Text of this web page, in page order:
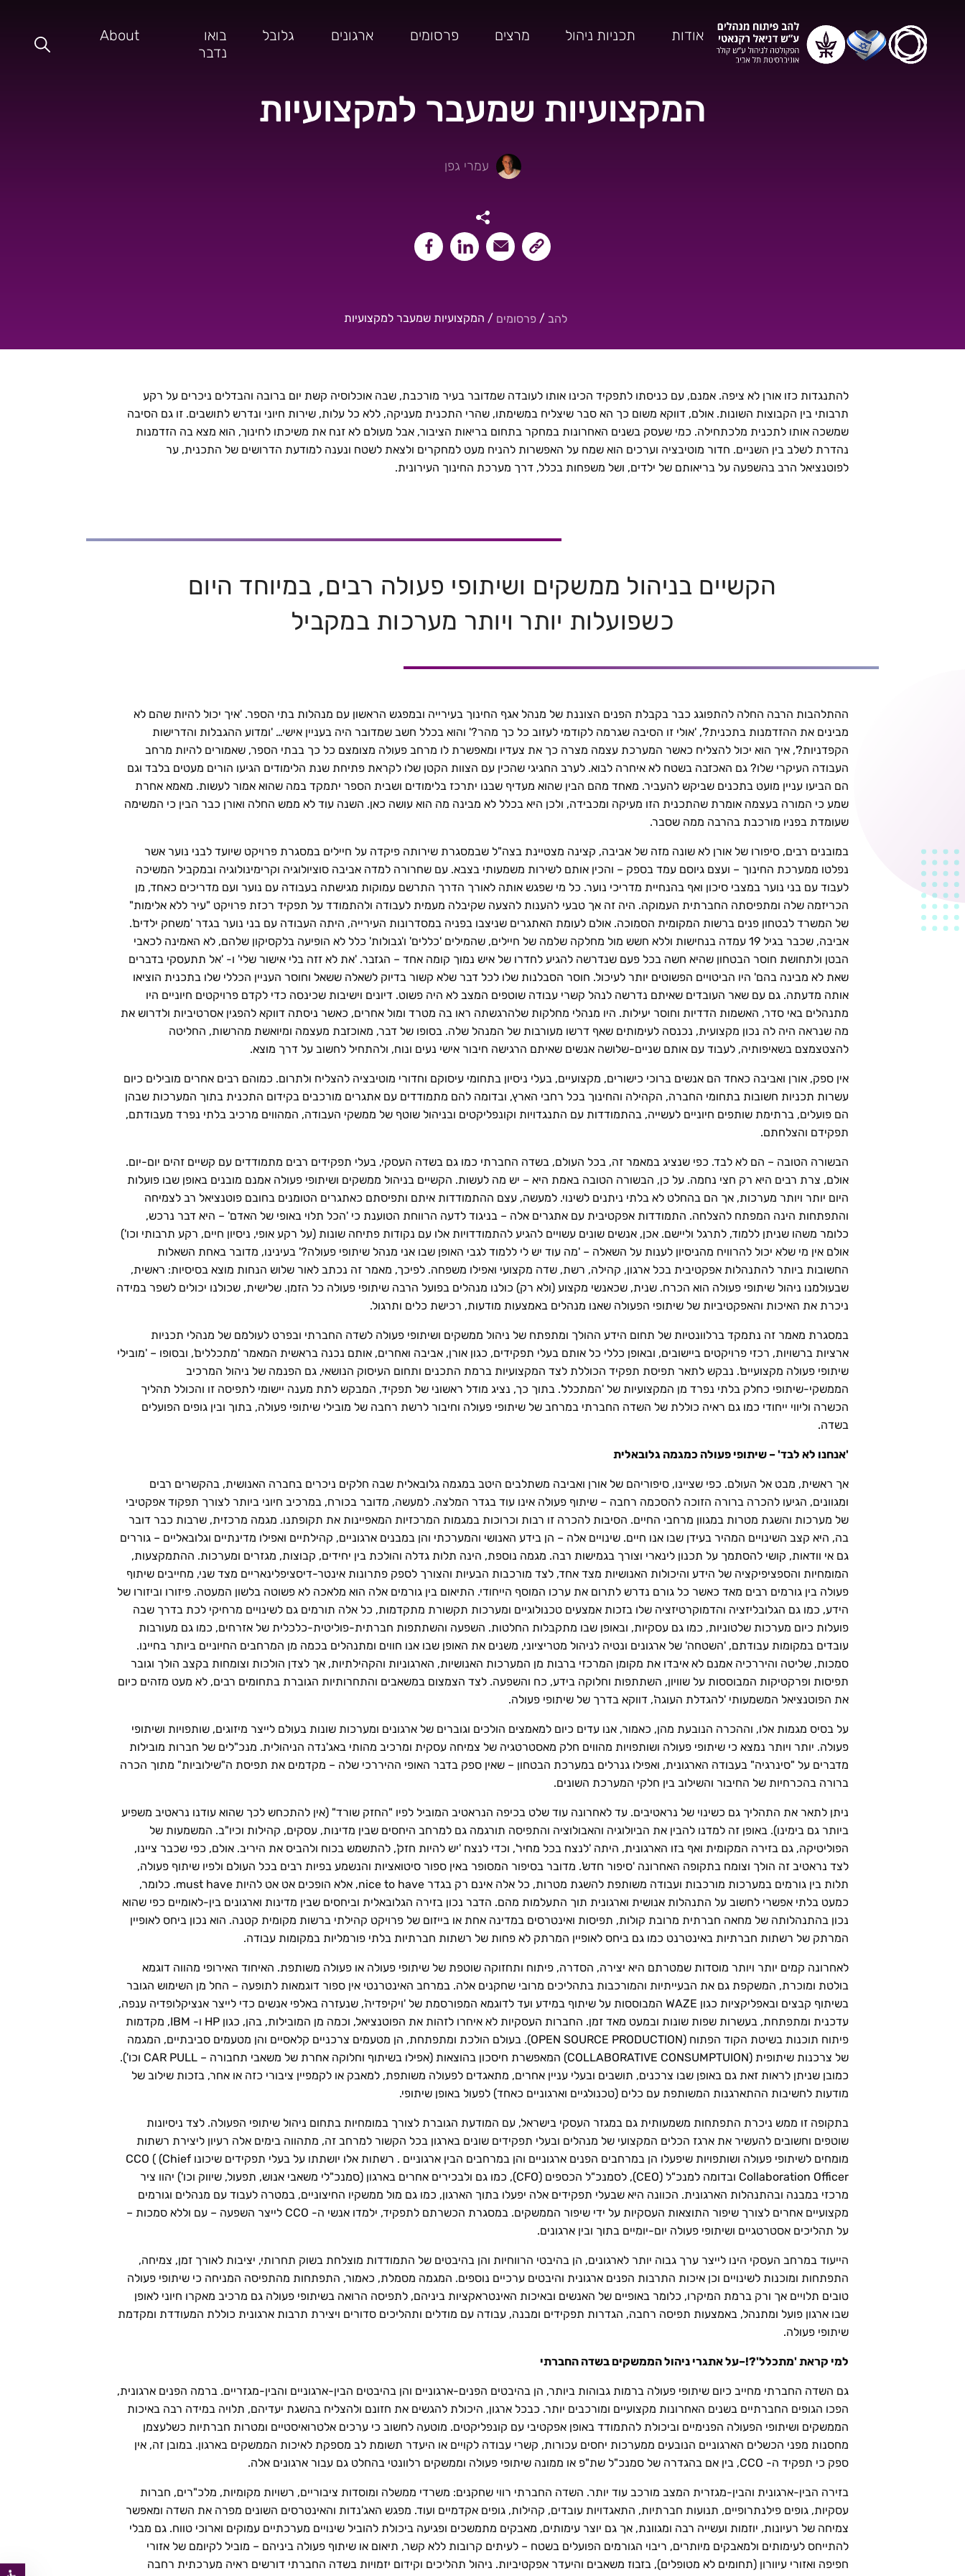
אודות תכניות ניהול מרצים פרסומים ארגונים גלובל
בואו
נדבר
About
המקצועיות שמעבר למקצועיות
עמרי גפן
שיתוף קישור העמוד
שיתוף במיילשיתוף בלינקאדיןשיתוף בפייסבוק
להב / פרסומים / המקצועיות שמעבר למקצועיות
להתנגדות כזו אורן לא ציפה. אמנם, עם כניסתו לתפקיד הכינו אותו לעובדה שמדובר בעיר מורכבת, שבה אוכלוסיה קשת יום ברובה והבדלים ניכרים על רקע
תרבותי בין הקבוצות השונות. אולם, דווקא משום כך הא סבר שיצליח במשימתו, שהרי התכנית מעניקה, ללא כל עלות, שירות חיוני ונדרש לתושבים. זו גם הסיבה
שמשכה אותו לתכנית מלכתחילה. כמי שעסק בשנים האחרונות במחקר בתחום בריאות הציבור, אבל מעולם לא זנח את משיכתו לחינוך, הוא מצא בה הזדמנות
נהדרת לשלב בין השניים. חדור מוטיבציה וערכים הוא שמח על האפשרות להניח מעט למחקרים ולצאת לשטח ונענה למודעת הדרושים של התכנית, ער
לפוטנציאל הרב בהשפעה על בריאותם של ילדים, ושל משפחות בכלל, דרך מערכת החינוך העירונית.
הקשיים בניהול ממשקים ושיתופי פעולה רבים, במיוחד היום
כשפועלות יותר ויותר מערכות במקביל
ההתלהבות הרבה החלה להתפוגג כבר בקבלת הפנים הצוננת של מנהל אגף החינוך בעירייה ובמפגש הראשון עם מנהלות בתי הספר. 'איך יכול להיות שהם לא
מבינים את ההזדמנות בתכנית?', 'אולי זו הסיבה שגרמה לקודמי לעזוב כל כך מהר?' והוא בכלל חשב שמדובר היה בעניין אישי… 'ומדוע ההגבלות והדרישות
הקפדניות?', איך הוא יכול להצליח כאשר המערכת עצמה מצרה כך את צעדיו ומאפשרת לו מרחב פעולה מצומצם כל כך בבתי הספר, שאמורים להיות מרחב
העבודה העיקרי שלו? גם האכזבה בשטח לא איחרה לבוא. לערב החגיגי שהכין עם הצוות הקטן שלו לקראת פתיחת שנת הלימודים הגיעו הורים מעטים בלבד וגם
הם הביעו עניין מועט בתכנים שביקש להעביר. מאחד מהם הבין שהוא מעדיף שבנו יתרכז בלימודים ושבית הספר יתמקד במה שהוא אמור לעשות. מאמא אחרת
שמע כי המורה בעצמה אומרת שהתכנית הזו מעיקה ומכבידה, ולכן היא בכלל לא מבינה מה הוא עושה כאן. השנה עוד לא ממש החלה ואורן כבר הבין כי המשימה
שעומדת בפניו מורכבת בהרבה ממה שסבר.
במובנים רבים, סיפורו של אורן לא שונה מזה של אביבה, קצינה מצטיינת בצה"ל שבמסגרת שירותה פיקדה על חיילים במסגרת פרויקט שיועד לבני נוער אשר
נפלטו ממערכת החינוך – ועצם גיוסם עמד בספק – והכין אותם לשירות משמעותי בצבא. עם שחרורה למדה אביבה סוציולוגיה וקרימינולוגיה ובמקביל המשיכה
לעבוד עם בני נוער במצבי סיכון ואף בהנחיית מדריכי נוער. כל מי שפגש אותה לאורך הדרך התרשם עמוקות מגישתה בעבודה עם נוער ועם מדריכים כאחד, מן
הכריזמה שלה ומתפיסתה החברתית העמוקה. היה זה אך טבעי להענות להצעה שקיבלה מעמית לעבודה ולהתמודד על תפקיד רכזת פרויקט "עיר ללא אלימות"
של המשרד לבטחון פנים ברשות המקומית הסמוכה. אולם לעומת האתגרים שניצבו בפניה במסדרונות העירייה, היתה העבודה עם בני נוער בגדר 'משחק ילדים'.
אביבה, שכבר בגיל 19 עמדה בנחישות וללא חשש מול מחלקה שלמה של חיילים, שהמילים 'כללים' ו'גבולות' כלל לא הופיעה בלקסיקון שלהם, לא האמינה לכאבי
הבטן ולתחושת חוסר הבטחון שהיא חשה בכל פעם שנדרשה להגיע לחדרו של איש נמוך קומה אחד – הגזבר. 'את לא זזה בלי אישור שלי' ו- 'אל תתעסקי בדברים
שאת לא מבינה בהם' היו הביטויים הפשוטים יותר לעיכול. חוסר הסבלנות שלו לכל דבר שלא קשור בדיוק לשאלה ששאל וחוסר העניין הכללי שלו בתכנית הוציאו
אותה מדעתה. גם עם שאר העובדים שאיתם נדרשה לנהל קשרי עבודה שוטפים המצב לא היה פשוט. דיונים וישיבות שכינסה כדי לקדם פרויקטים חיוניים היו
מתנהלים באי סדר, האשמות הדדיות וחוסר יעילות. היו מנהלי מחלקות שלהרגשתה ראו בה מטרד ומול אחרים, כאשר ניסתה דווקא להפגין אסרטיביות ולדרוש את
מה שנראה היה לה נכון מקצועית, נכנסה לעימותים שאף דרשו מעורבות של המנהל שלה. בסופו של דבר, מאוכזבת מעצמה ומיואשת מהרשות, החליטה
להצטצמצם בשאיפותיה, לעבוד עם אותם שניים-שלושה אנשים שאיתם הרגישה חיבור אישי נעים ונוח, ולהתחיל לחשוב על דרך מוצא.
אין ספק, אורן ואביבה כאחד הם אנשים ברוכי כישורים, מקצועיים, בעלי ניסיון בתחומי עיסוקם וחדורי מוטיבציה להצליח ולתרום. כמוהם רבים אחרים מובילים כיום
עשרות תכניות חשובות בתחומי החברה, הקהילה והחינוך בכל רחבי הארץ, ובדומה להם מתמודדים עם אתגרים מורכבים בקידום התכנית בתוך המערכות שבהן
הם פועלים, ברתימת שותפים חיוניים לעשייה, בהתמודדות עם התנגדויות וקונפליקטים ובניהול שוטף של ממשקי העבודה, המהווים מרכיב בלתי נפרד מעבודתם,
תפקידם והצלחתם.
הבשורה הטובה – הם לא לבד. כפי שנציג במאמר זה, בכל העולם, בשדה החברתי כמו גם בשדה העסקי, בעלי תפקידים רבים מתמודדים עם קשיים זהים יום-יום.
אולם, צרת רבים היא רק חצי נחמה. על כן, הבשורה הטובה באמת היא – יש מה לעשות. הקשיים בניהול ממשקים ושיתופי פעולה אמנם מובנים באופן שבו פועלות
היום יותר ויותר מערכות, אך הם בהחלט לא בלתי ניתנים לשינוי. למעשה, עצם ההתמודדות איתם ותפיסתם כאתגרים הטומנים בחובם פוטנציאל רב לצמיחה
והתפתחות הינה המפתח להצלחה. התמודדות אפקטיבית עם אתגרים אלה – בניגוד לדעה הרווחת הטוענת כי 'הכל תלוי באופי של האדם' – היא דבר נרכש,
כלומר משהו שניתן ללמוד, לתרגל וליישם. אכן, אנשים שונים עשויים להגיע להתמודדויות אלו עם נקודות פתיחה שונות (על רקע אופי, ניסיון חיים, רקע תרבותי וכו')
אולם אין מי שלא יכול להרוויח מהניסיון לענות על השאלה – 'מה עוד יש לי ללמוד לגבי האופן שבו אני מנהל שיתופי פעולה?' בעינינו, מדובר באחת השאלות
החשובות ביותר להתנהלות אפקטיבית בכל ארגון, קהילה, רשת, שדה מקצועי ואפילו משפחה. לפיכך, מאמר זה נכתב לאור שלוש הנחות מוצא בסיסיות: ראשית,
שבעולמנו ניהול שיתופי פעולה הוא הכרח. שנית, שכאנשי מקצוע (ולא רק) כולנו מנהלים בפועל הרבה שיתופי פעולה כל הזמן. שלישית, שכולנו יכולים לשפר במידה
ניכרת את האיכות והאפקטיביות של שיתופי הפעולה שאנו מנהלים באמצעות מודעות, רכישת כלים ותרגול.
במסגרת מאמר זה נתמקד ברלוונטיות של תחום הידע ההולך ומתפתח של ניהול ממשקים ושיתופי פעולה לשדה החברתי ובפרט לעולמם של מנהלי תכניות
ארציות ברשויות, רכזי פרויקטים ביישובים, ובאופן כללי כל אותם בעלי תפקידים, כגון אורן, אביבה ואחרים, אותם נכנה בראשית המאמר 'מתכללים', ובסופו – 'מובילי
שיתופי פעולה מקצועיים'. נבקש לתאר תפיסת תפקיד הכוללת לצד המקצועיות ברמת התכנים ותחום העיסוק הנושאי, גם הפנמה של ניהול המרכיב
הממשקי-שיתופי כחלק בלתי נפרד מן המקצועיות של 'המתכלל'. בתוך כך, נציג מודל ראשוני של תפקיד, המבקש לתת מענה יישומי לתפיסה זו והכולל תהליך
הכשרה וליווי ייחודי כמו גם ראיה כוללת של השדה החברתי במרחב של שיתופי פעולה וחיבור לרשת רחבה של מובילי שיתופי פעולה, בתוך ובין גופים הפועלים
בשדה.
'אנחנו לא לבד' – שיתופי פעולה כמגמה גלובאלית
אך ראשית, מבט אל העולם. כפי שציינו, סיפוריהם של אורן ואביבה משתלבים היטב במגמה גלובאלית שבה חלקים ניכרים בחברה האנושית, בהקשרים רבים
ומגוונים, הגיעו להכרה ברורה הזוכה להסכמה רחבה – שיתוף פעולה אינו עוד בגדר המלצה. למעשה, מדובר בכורח, במרכיב חיוני ביותר לצורך תפקוד אפקטיבי
של מערכות והשגת מטרות במגוון מרחבי החיים. הסיבות להכרה זו רבות וכרוכות במגמות המרכזיות המאפיינות את תקופתנו. מגמה מרכזית, שרבות כבר דובר
בה, היא קצב השינויים המהיר בעידן שבו אנו חיים. שינויים אלה – הן בידע האנושי והמערכתי והן במבנים ארגוניים, קהילתיים ואפילו מדינתיים וגלובאליים – גוררים
גם אי וודאות, קושי להסתמך על תכנון לינארי וצורך בגמישות רבה. מגמה נוספת, הינה תלות גדלה והולכת בין יחידים, קבוצות, מגזרים ומערכות. ההתמקצעות,
המומחיות והספציפיקציה של הידע והיכולות האנושיות מצד אחד, לצד מורכבות הבעיות והצורך לספק פתרונות אינטר-דיסציפלינאריים מצד שני, מחייבים שיתוף
פעולה בין גורמים רבים מאד כאשר כל גורם נדרש לתרום את ערכו המוסף הייחודי. התיאום בין גורמים אלה הוא מלאכה לא פשוטה בלשון המעטה. פיזורו וביזורו של
הידע, כמו גם הגלובליזציה והדמוקרטיזציה שלו בזכות אמצעים טכנולוגיים ומערכות תקשורת מתקדמות, כל אלה תורמים גם לשינויים מרחיקי לכת בדרך שבה
פועלות כיום מערכות שלטוניות, כמו גם עסקיות, ובאופן שבו מתקבלות החלטות. השפעה והשתתפות חברתית-פוליטית-כלכלית של אזרחים, כמו גם מעורבות
עובדים במקומות עבודתם, 'השטחה' של ארגונים ונטיה לניהול מטריציוני, משנים את האופן שבו אנו חווים ומתנהלים בכמה מן המרחבים החיוניים ביותר בחיינו.
סמכות, שליטה והיררכיה אמנם לא איבדו את מקומן המרכזי ברבות מן המערכות האנושיות, הארגוניות והקהילתיות, אך לצדן הולכות וצומחות בקצב הולך וגובר
תפיסות ופרקטיקות המבוססות על שוויון, השתתפות וחלוקה בידע, כח והשפעה. לצד הצמצום במשאבים והתחרותיות הגוברת בתחומים רבים, לא מעט מזהים כיום
את הפוטנציאל המשמעותי 'להגדלת העוגה', דווקא בדרך של שיתופי פעולה.
על בסיס מגמות אלו, וההכרה הנובעת מהן, כאמור, אנו עדים כיום למאמצים הולכים וגוברים של ארגונים ומערכות שונות בעולם לייצר מיזוגים, שותפויות ושיתופי
פעולה. יותר ויותר נמצא כי שיתופי פעולה ושותפויות מהווים חלק מאסטרטגיה של צמיחה עסקית ומרכיב מהותי באג'נדה הניהולית. מנכ"לים של חברות מובילות
מדברים על "סינרגיה" בעבודה הארגונית, ואפילו גנרלים במערכת הבטחון – שאין ספק בדבר האופי ההיררכי שלה – מקדמים את תפיסת ה"שילוביות" מתוך הכרה
ברורה בהכרחיות של החיבור והשילוב בין חלקי המערכת השונים.
ניתן לתאר את התהליך גם כשינוי של נראטיבים. עד לאחרונה עוד שלט בכיפה הנראטיב המוביל לפיו "החזק שורד" (אין להתכחש לכך שהוא עודנו נראטיב משפיע
ביותר גם בימינו). באופן זה למדנו להבין את הביולוגיה והאבולוציה והתפיסה תורגמה גם למרחב היחסים שבין מדינות, עסקים, קהילות וכיו"ב. המשמעות של
הפוליטיקה, גם בזירה המקומית ואף בזו הארגונית, היתה 'לנצח בכל מחיר', וכדי לנצח 'יש להיות חזק', להתשמש בכוח ולהביס את היריב. אולם, כפי שכבר ציינו,
לצד נראטיב זה הולך וצומח בתקופה האחרונה 'סיפור חדש'. מדובר בסיפור המסופר באין ספור סיטואציות והנשמע בפיות רבים בכל העולם ולפיו שיתוף פעולה,
תלות בין גורמים במערכות מורכבות ועבודה משותפת להשגת מטרות, כל אלה אינם רק בגדר nice to have, אלא הופכים אט אט להיות must have. כלומר,
כמעט בלתי אפשרי לחשוב על התנהלות אנושית וארגונית תוך התעלמות מהם. הדבר נכון בזירה הגלובאלית וביחסים שבין מדינות וארגונים בין-לאומיים כפי שהוא
נכון בהתנהלותה של מחאה חברתית מרובת קולות, תפיסות ואינטרסים במדינה אחת או בייזום של פרויקט קהילתי ברשות מקומית קטנה. הוא נכון ביחס לאופיין
המרתק של רשתות חברתיות באינטרנט כמו גם ביחס לאופיין המרתק לא פחות של רשתות חברתיות בלתי פורמליות במקומות עבודה.
לאחרונה קמים יותר ויותר מוסדות שמטרתם היא יצירה, הסדרה, פיתוח ותחזוקה שוטפת של שיתופי פעולה או פעולה משותפת. האיחוד האירופי מהווה דוגמא
בולטת ומוכרת, המשקפת גם את הבעייתיות והמורכבות בתהליכים מרובי שחקנים אלה. במרחב האינטרנטי אין ספור דוגמאות לתופעה – החל מן השימוש הגובר
בשיתוף קבצים ובאפליקציות כגון WAZE המבוססות על שיתוף במידע ועד לדוגמא המפורסמת של 'ויקיפדיה', שנעזרה באלפי אנשים כדי לייצר אנציקלופדיה ענפה,
עדכנית ומתפתחת, בעשרות שפות שונות ובמעט מאד זמן. החברות העסקיות לא איחרו לזהות את הפוטנציאל, וכמה מן המובילות, בהן, כגון HP ו- IBM, מקדמות
פיתוח תוכנות בשיטת הקוד הפתוח (OPEN SOURCE PRODUCTION). בעולם הולכת ומתפתחת, הן מטעמים צרכניים קלאסיים והן מטעמים סביבתיים, המגמה
של צרכנות שיתופית (COLLABORATIVE CONSUMPTUION) המאפשרת חיסכון בהוצאות (אפילו בשיתוף וחלוקה אחרת של משאבי תחבורה – CAR PULL וכו').
כמובן שניתן לראות זאת גם באופן שבו צרכנים, תושבים ובעלי עניין אחרים, מתאגדים לפעולה משותפת, למאבק או לקמפיין ציבורי כזה או אחר, בזכות שילוב של
מודעות לחשיבות ההתארגנות המשותפת עם כלים (טכנולגיים וארגוניים כאחד) לפעול באופן שיתופי.
בתקופה זו ממש ניכרת התפתחות משמעותית גם במגזר העסקי בישראל, עם המודעת הגוברת לצורך במומחיות בתחום ניהול שיתופי הפעולה. לצד ניסיונות
שוטפים וחשובים להעשיר את ארגז הכלים המקצועי של מנהלים ובעלי תפקידים שונים בארגון בכל הקשור למרחב זה, מתהווה בימים אלה רעיון ליצירת רשתות
מומחים לשיתופי פעולה ושותפויות שיפעלו הן במרחבים הפנים ארגוניים והן במרחבים הבין ארגוניים . רשתות אלו יושתתו על בעלי תפקידים שיכונו CCO ( (Chief
Collaboration Officer ובדומה למנכ"ל (CEO), לסמנכ"ל הכספים (CFO), כמו גם ולבכירים אחרים בארגון (סמנכ"לי משאבי אנוש, תפעול, שיווק וכו') יהוו ציר
מרכזי במבנה ובהתנהלות הארגונית. הכוונה היא שבעלי תפקידים אלה יפעלו בתוך הארגון, כמו גם מול ממשקיו החיצוניים, במטרה לעבוד עם מנהלים וגורמים
מקצועיים אחרים לצורך שיפור התוצאות העסקיות על ידי שיפור הממשקים. במסגרת הכשרתם לתפקיד, ילמדו אנשי ה- CCO לייצר השפעה – עם וללא סמכות –
על תהליכים אסטרטגיים ושיתופי פעולה יום-יומיים בתוך ובין ארגונים.
הייעוד במרחב העסקי הינו לייצר ערך גבוה יותר לארגונים, הן בהיבטי הרווחיות והן בהיבטים של התמודדות מוצלחת בשוק תחרותי, יציבות לאורך זמן, צמיחה,
התפתחות ומוכנות לשינויים וכן איכות התרבות הפנים ארגונית והיבטים ערכיים נוספים. המגמה מסמלת, כאמור, התפתחות מהתפיסה המניחה כי שיתופי פעולה
טובים תלויים אך ורק ברמת המיקרו, כלומר באופיים של האנשים ובאיכות האינטראקציות ביניהם, לתפיסה הרואה בשיתופי פעולה גם מרכיב מאקרו חיוני לאופן
שבו ארגון פועל ומתנהל, באמצעות תפיסה רחבה, הגדרות תפקידים ומבנה, עבודה עם מודלים ותהליכים סדורים ויצירת תרבות ארגונית כוללת המעודדת ומקדמת
שיתופי פעולה.
למי קראת 'מתכלל'?!–על אתגרי ניהול הממשקים בשדה החברתי
גם השדה החברתי מחייב כיום שיתופי פעולה ברמות גבוהות ביותר, הן בהיבטים הפנים-ארגוניים והן בהיבטים הבין-ארגוניים והבין-מגזריים. ברמה הפנים ארגונית,
הפכו הגופים החברתיים בשנים האחרונות מקצועיים ומורכבים יותר. כבכל ארגון, היכולת להגשים את חזונם ולהצליח בהשגת יעדיהם, תלויה במידה רבה באיכות
הממשקים ושיתופי הפעולה הפנימיים וביכולת להתמודד באופן אפקטיבי עם קונפליקטים. מוטעה לחשוב כי ערכים אלטרואיסטיים ומטרות חברתיות כשלעצמן
מחסנות מפני הכשלים הארגוניים הנובעים ממערכות יחסים עכורות, קשרי עבודה לקויים או היעדר תשומת לב מספקת לאיכות הממשקים בארגון. במובן זה, אין
ספק כי תפקיד ה- CCO, בין אם בהגדרה של סמנכ"ל שת"פ או ממונה שיתופי פעולה וממשקים רלוונטי בהחלט גם עבור ארגונים אלה.
בזירה הבין-ארגונית והבין-מגזרית המצב מורכב עוד יותר. השדה החברתי רווי שחקנים: משרדי ממשלה ומוסדות ציבוריים, רשויות מקומיות, מלכ"רים, חברות
עסקיות, גופים פילנתרופיים, תנועות חברתיות, התאגדויות עובדים, קהילות, גופים אקדמיים ועוד. מפגש האג'נדות והאינטרסים השונים מפרה את השדה ומאפשר
צמיחה של רעיונות, יוזמות ועשייה רבה ומגוונת, אך גם יוצר עימותים, מאבקים מתמשכים ופגיעה ביכולת להוביל שינויים מערכתיים עמוקים וארוכי טווח. גם מבלי
להתייחס לעימותים ולמאבקים מיותרים, ריבוי הגורמים הפועלים בשטח – לעיתים קרובות ללא קשר, תיאום או שיתוף פעולה ביניהם – מוביל לקיומם של אזורי
חפיפה ואזורי עיוורון (תחומים לא מטופלים), בזבוז משאבים והיעדר אפקטיביות. ניהול תהליכים וקידום יזמויות בשדה החברתי דורשים ראיה מערכתית רחבה